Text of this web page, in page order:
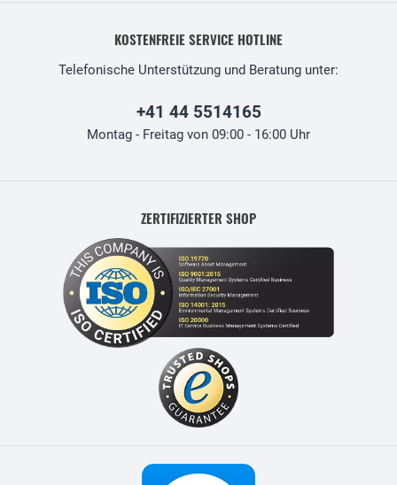
KOSTENFREIE SERVICE HOTLINE
Telefonische Unterstützung und Beratung unter:
+41 44 5514165
Montag - Freitag von 09:00 - 16:00 Uhr
ZERTIFIZIERTER SHOP